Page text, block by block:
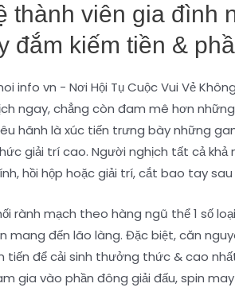
thành viên gia đình
đắm kiếm tiền &
ngay, chẳng còn đam mê hơn
hãnh là xúc tiến trưng bày những
giải trí cao. Người nghịch tất cả khả
hồi hộp hoặc giải trí, cắt bao tay
mạch theo hàng ngũ thể 1 số
đến lão làng. Đặc biệt, căn
để cải sinh thưởng thức & cao
gia vào phần đông giải đấu, spin